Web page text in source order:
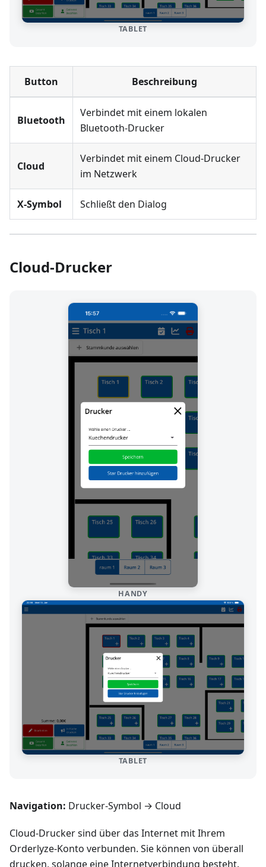
TABLET
Button Beschreibung
Bluetooth
Verbindet mit einem lokalen
Bluetooth-Drucker
Cloud
Verbindet mit einem Cloud-Drucker
im Netzwerk
X-Symbol Schließt den Dialog
Cloud-Drucker
HANDY
TABLET
Navigation: Drucker-Symbol → Cloud
Cloud-Drucker sind über das Internet mit Ihrem
Orderlyze-Konto verbunden. Sie können von überall
drucken, solange eine Internetverbindung besteht.